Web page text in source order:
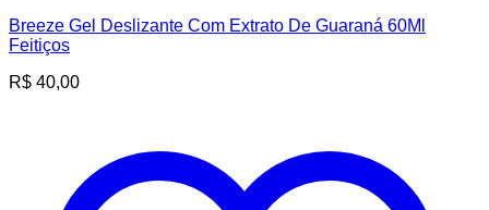
Breeze Gel Deslizante Com Extrato De Guaraná 60Ml
Feitiços
R$ 40,00